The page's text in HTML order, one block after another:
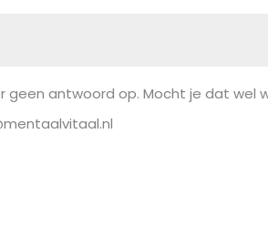
geen antwoord op. Mocht je dat wel